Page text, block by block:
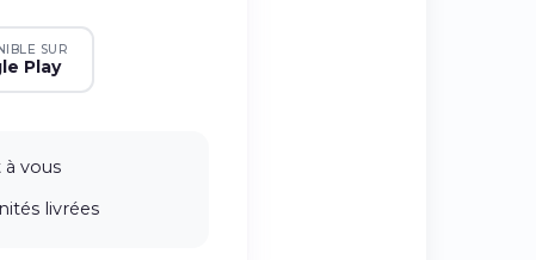
SUR
Play
vous
livrées